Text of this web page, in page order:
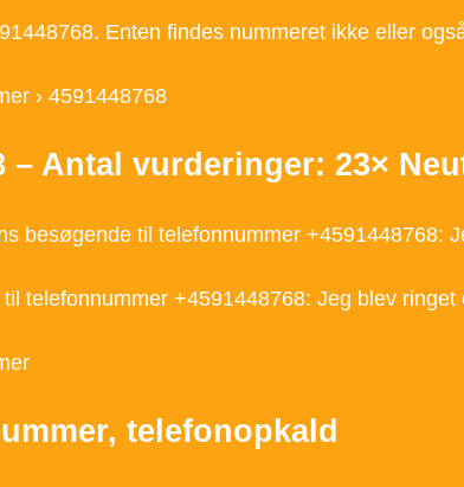
91448768. Enten findes nummeret ikke eller
› 4591448768
– Antal vurderinger: 23×
besøgende til telefonnummer +4591448768:
telefonnummer +4591448768: Jeg blev
telefonopkald